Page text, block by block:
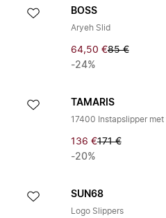
BOSS
Aryeh Slid
64,50 €85 €
-24%
TAMARIS
17400 Instapslipper met
136 €171 €
-20%
SUN68
Logo Slippers